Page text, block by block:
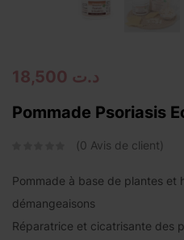
د.ت
Pommade Psoriasis
0 Avis de client
Pommade à base de plantes et
démangeaisons
Réparatrice et cicatrisante des